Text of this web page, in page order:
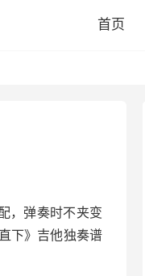
首页
，弹奏时不夹变
下》吉他独奏谱